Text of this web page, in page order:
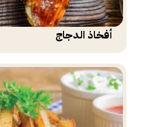
أفخاذ الدجاج